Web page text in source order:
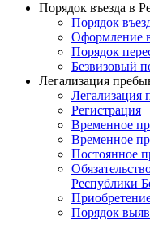
Порядок въезда в
Порядок
Оформление
Порядок
Безвизовый
Легализация
Легализация
Регистрация
Временное
Временное
Постоянное
Республики
Порядок